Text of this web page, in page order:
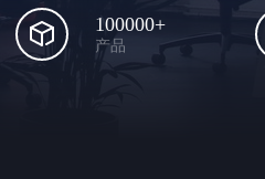
100000+
产品